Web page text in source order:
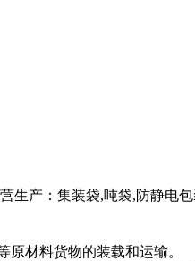
产：集装袋,吨袋,防静电
材料货物的装载和运输。